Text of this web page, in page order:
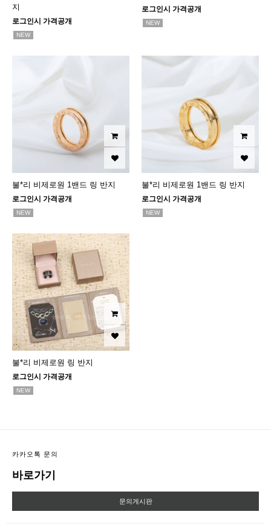
지
로그인시 가격공개
NEW
로그인시 가격공개
NEW
불*리 비제로원 1밴드 링 반지
로그인시 가격공개
NEW
불*리 비제로원 1밴드 링 반지
로그인시 가격공개
NEW
불*리 비제로원 링 반지
로그인시 가격공개
NEW
카카오톡 문의
바로가기
문의게시판